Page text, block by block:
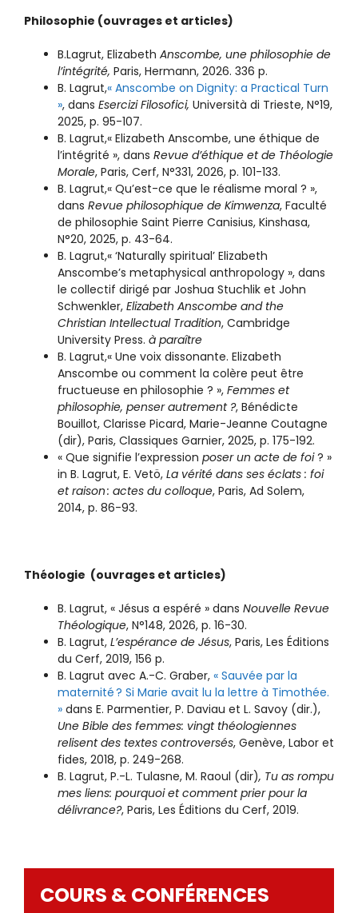
Philosophie (ouvrages et articles)
B.Lagrut, Elizabeth Anscombe, une philosophie de
l’intégrité, Paris, Hermann, 2026. 336 p.
B. Lagrut,« Anscombe on Dignity: a Practical Turn
», dans Esercizi Filosofici, Università di Trieste, N°19,
2025, p. 95-107.
B. Lagrut,« Elizabeth Anscombe, une éthique de
l’intégrité », dans Revue d’éthique et de Théologie
Morale, Paris, Cerf, N°331, 2026, p. 101-133.
B. Lagrut,« Qu’est-ce que le réalisme moral ? »,
dans Revue philosophique de Kimwenza, Faculté
de philosophie Saint Pierre Canisius, Kinshasa,
N°20, 2025, p. 43-64.
B. Lagrut,« ‘Naturally spiritual’ Elizabeth
Anscombe’s metaphysical anthropology », dans
le collectif dirigé par Joshua Stuchlik et John
Schwenkler, Elizabeth Anscombe and the
Christian Intellectual Tradition, Cambridge
University Press. à paraître
B. Lagrut,« Une voix dissonante. Elizabeth
Anscombe ou comment la colère peut être
fructueuse en philosophie ? », Femmes et
philosophie, penser autrement ?, Bénédicte
Bouillot, Clarisse Picard, Marie-Jeanne Coutagne
(dir), Paris, Classiques Garnier, 2025, p. 175-192.
« Que signifie l’expression poser un acte de foi? »
in B. Lagrut, E. Vetö, La vérité dans ses éclats : foi
et raison: actes du colloque, Paris, Ad Solem,
2014, p. 86-93.
Théologie (ouvrages et articles)
B. Lagrut, « Jésus a espéré » dans Nouvelle Revue
Théologique, N°148, 2026, p. 16-30.
B. Lagrut, L’espérance de Jésus, Paris, Les Éditions
du Cerf, 2019, 156 p.
B. Lagrut avec A.-C. Graber, « Sauvée par la
maternité ? Si Marie avait lu la lettre à Timothée.
» dans E. Parmentier, P. Daviau et L. Savoy (dir.),
Une Bible des femmes: vingt théologiennes
relisent des textes controversés, Genève, Labor et
fides, 2018, p. 249-268.
B. Lagrut, P.-L. Tulasne, M. Raoul (dir), Tu as rompu
mes liens: pourquoi et comment prier pour la
délivrance?, Paris, Les Éditions du Cerf, 2019.
COURS & CONFÉRENCES